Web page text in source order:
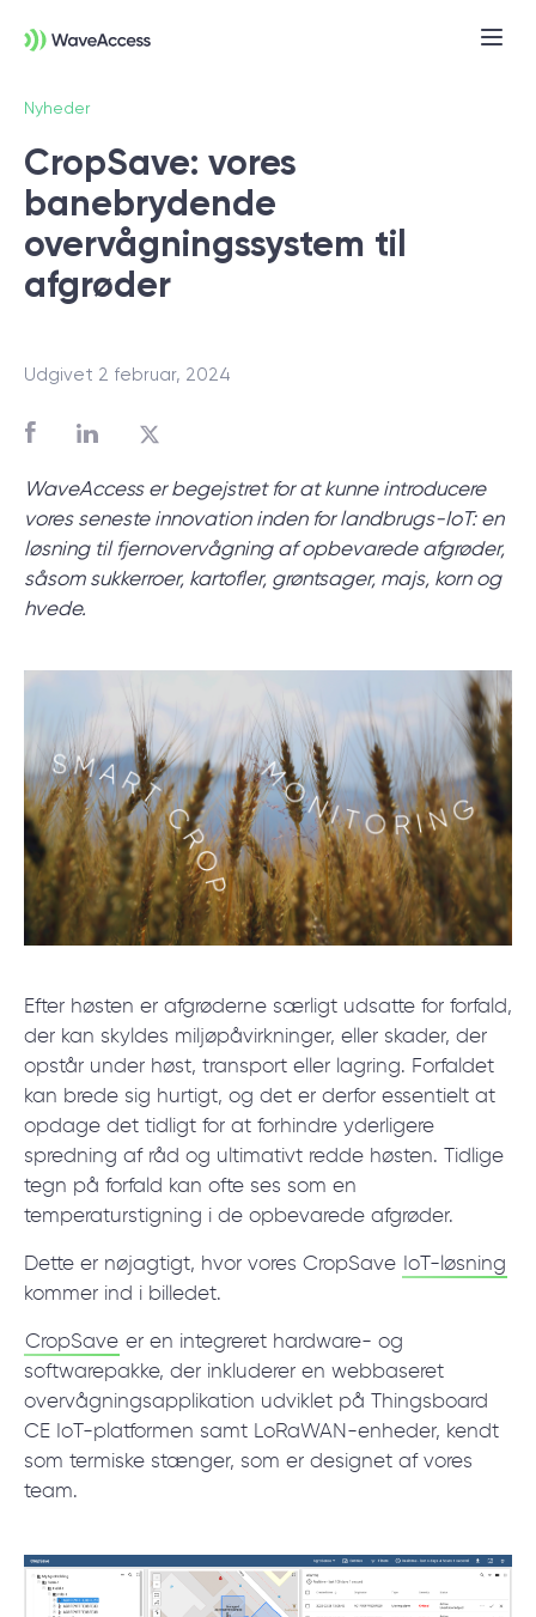
Nyheder
CropSave: vores
banebrydende
overvågningssystem til
afgrøder
Udgivet 2 februar, 2024
WaveAccess er begejstret for at kunne introducere
vores seneste innovation inden for landbrugs-IoT: en
løsning til fjernovervågning af opbevarede afgrøder,
såsom sukkerroer, kartofler, grøntsager, majs, korn og
hvede.
Efter høsten er afgrøderne særligt udsatte for forfald,
der kan skyldes miljøpåvirkninger, eller skader, der
opstår under høst, transport eller lagring. Forfaldet
kan brede sig hurtigt, og det er derfor essentielt at
opdage det tidligt for at forhindre yderligere
spredning af råd og ultimativt redde høsten. Tidlige
tegn på forfald kan ofte ses som en
temperaturstigning i de opbevarede afgrøder.
Dette er nøjagtigt, hvor vores CropSave IoT-løsning
kommer ind i billedet.
CropSave er en integreret hardware- og
softwarepakke, der inkluderer en webbaseret
overvågningsapplikation udviklet på Thingsboard
CE IoT-platformen samt LoRaWAN-enheder, kendt
som termiske stænger, som er designet af vores
team.
præcist har brug for?
Vi leder dig gennem en discovery session,
så du kan få styr på behov, tekniske krav
og forretningsmål — og komme godt fra
start.
/ Blog/ Nyheder
+45 20 55 6222
հայերեն
© 2000 – 2026 WaveAccess , All Rights Reserved.
Privatlivspolitik
Cookiedeklaration